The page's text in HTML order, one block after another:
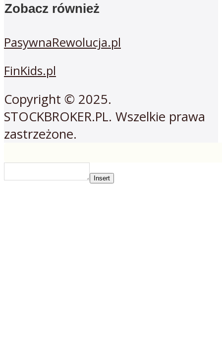
Zobacz również
PasywnaRewolucja.pl
FinKids.pl
Copyright © 2025.
STOCKBROKER.PL. Wszelkie prawa
zastrzeżone.
Insert